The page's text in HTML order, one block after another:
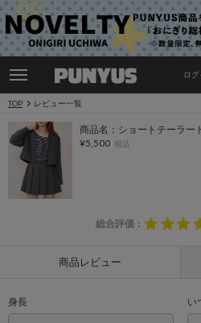
ロ
TOP レビュー一覧
商品名：ショートテーラー
¥5,500 税込
総合評価 ：
商品レビュー
身長 い